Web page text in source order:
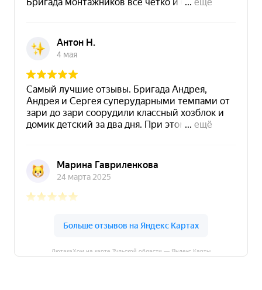
ЛютакаХом на карте Тульской области — Яндекс Карты